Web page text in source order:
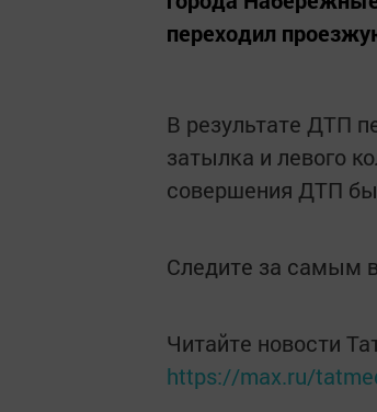
переходил
В результате ДТП
затылка и левого
совершения ДТП
Следите за самым
Читайте новости
https://max.ru/